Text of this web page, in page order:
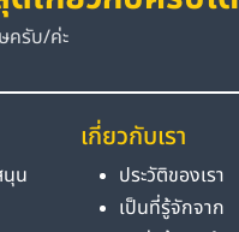
ครับ/ค่ะ
นุน
เกี่ยวกับเรา
ประวัติของเรา
เป็นที่รู้จักจาก